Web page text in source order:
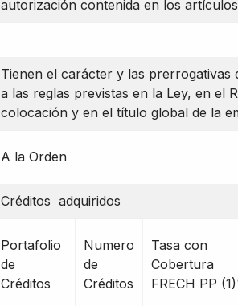
autorización contenida en los
Tienen el carácter y las prerrogativas
a las reglas previstas en la Ley, en el
colocación y en el título global de la
A la Orden
Créditos adquiridos
Portafolio
de
Créditos
Numero
de
Créditos
Tasa con
Cobertura
FRECH PP